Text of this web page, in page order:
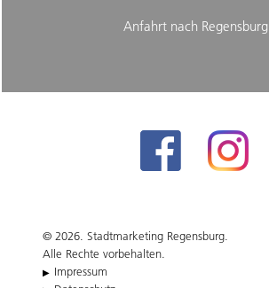
Anfahrt nach Regensburg
© 2026. Stadtmarketing Regensburg.
Alle Rechte vorbehalten.
Impressum